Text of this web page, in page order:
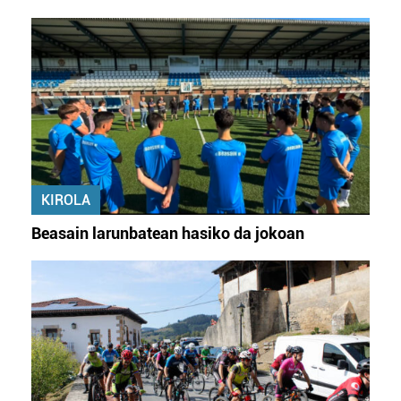
zure baimena Cookieen adierazpenean.
Webgune honek cookie propioak eta hirugarrenen cookie-
fitxategiak erabiltzen ditu. Zure esperientzia eta
zerbitzuak hobetzeko asmoz, cookie teknologiaz
baliatzen gara. Ohar hau onartuz gero, teknologia hori
erabiltzeko baimen esplizitua ematen diguzu.Gehiago
irakurri
KIROLA
Beasain larunbatean hasiko da jokoan